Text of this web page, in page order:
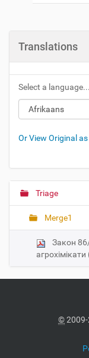
Translations
Select a language...
Or View Original
N
Triage
Merge1
Закон
©